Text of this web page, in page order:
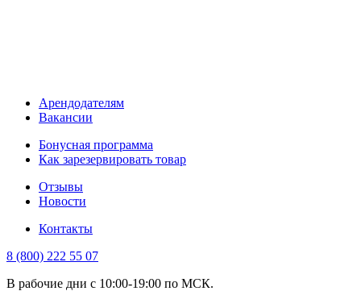
Арендодателям
Вакансии
Бонусная программа
Как зарезервировать товар
Отзывы
Новости
Контакты
8 (800) 222 55 07
В рабочие дни с 10:00-19:00 по МСК.